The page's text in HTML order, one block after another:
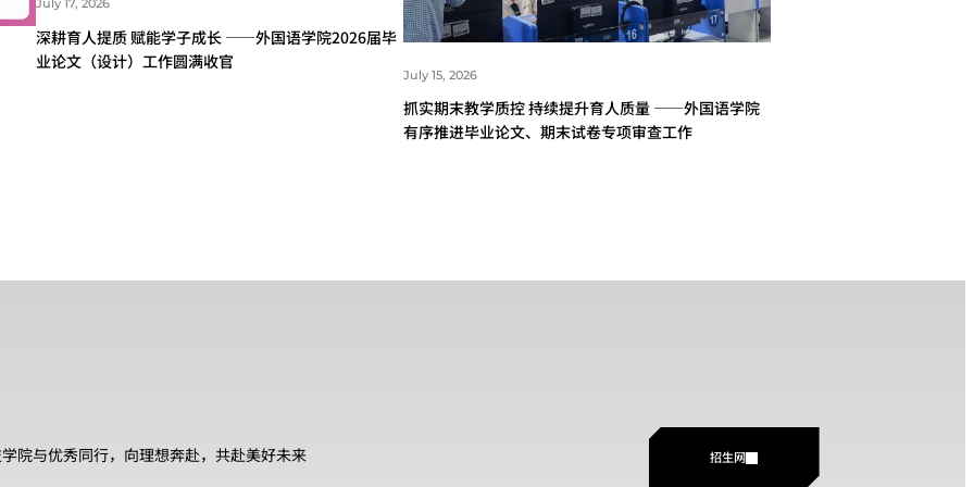
July 17, 2026
深耕育人提质 赋能学子成长 ——外国语学院2026届毕
业论文（设计）工作圆满收官
July 15, 2026
抓实期末教学质控 持续提升育人质量 ——外国语学院
有序推进毕业论文、期末试卷专项审查工作
院与优秀同行，向理想奔赴，共赴美好未来 招生网